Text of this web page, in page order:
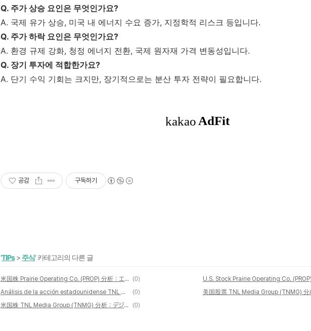
Q. 주가 상승 요인은 무엇인가요?
A. 국제 유가 상승, 미국 내 에너지 수요 증가, 지정학적 리스크 등입니다.
Q. 주가 하락 요인은 무엇인가요?
A. 환경 규제 강화, 청정 에너지 전환, 국제 원자재 가격 변동성입니다.
Q. 장기 투자에 적합한가요?
A. 단기 수익 기회는 크지만, 장기적으로는 분산 투자 전략이 필요합니다.
공감 구독하기
'TIPs> 주식' 카테고리의 다른 글
米国株 Prairie Operating Co. (PROP) 分析：エネルギー資源企業の成長潜在力と投資戦略 (0)
Análisis de la acción estadounidense TNL Media Group (TNMG): Potencial de crecimiento y estrategia de inversión en el sector de medios digitales
(0)
米国株 TNL Media Group (TNMG) 分析：デジタルメディア分野の成長潜在力と投資戦略 (0)